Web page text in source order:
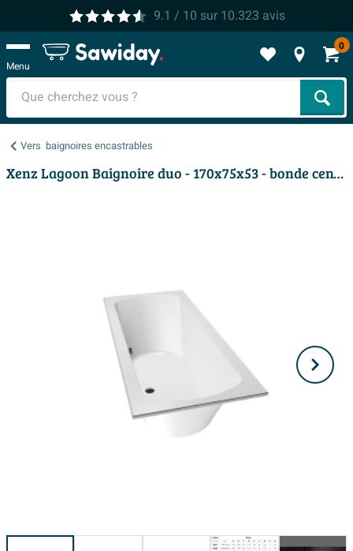
9.1 / 10 sur 10.323 avis
Menu
0
Vers baignoires encastrables
Xenz Lagoon Baignoire duo - 170x75x53 - bonde centrale - acrylique - blanc